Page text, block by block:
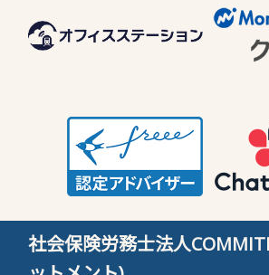
社会保険労務士法人